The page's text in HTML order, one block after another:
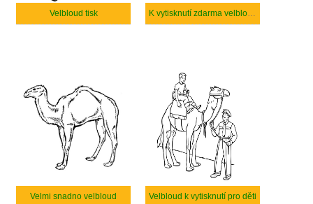
Velbloud tisk K vytisknutí zdarma velbloud
Velmi snadno velbloud Velbloud k vytisknutí pro děti